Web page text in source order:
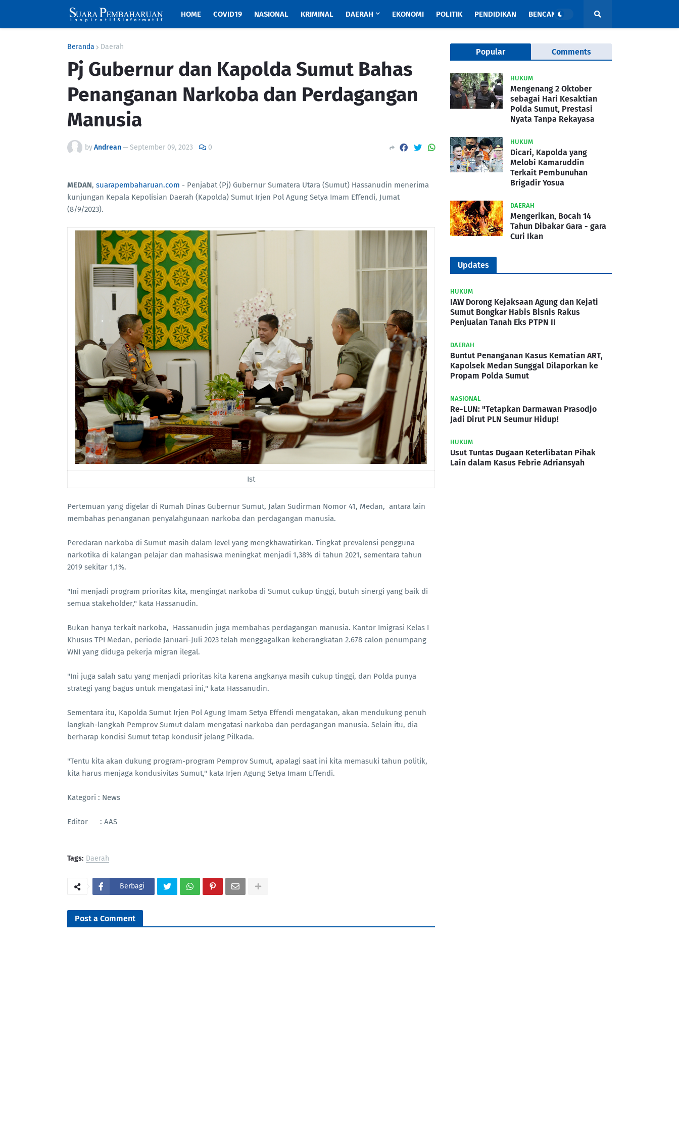
HOME COVID19 NASIONAL KRIMINAL DAERAH EKONOMI POLITIK PENDIDIKAN BENCANA
Beranda Daerah
Pj Gubernur dan Kapolda Sumut Bahas
Penanganan Narkoba dan Perdagangan
Manusia
byAndrean—September 09, 2023 0
MEDAN, suarapembaharuan.com - Penjabat (Pj) Gubernur Sumatera Utara (Sumut) Hassanudin menerima
kunjungan Kepala Kepolisian Daerah (Kapolda) Sumut Irjen Pol Agung Setya Imam Effendi, Jumat
(8/9/2023).
Ist
Pertemuan yang digelar di Rumah Dinas Gubernur Sumut, Jalan Sudirman Nomor 41, Medan, antara lain
membahas penanganan penyalahgunaan narkoba dan perdagangan manusia.
Peredaran narkoba di Sumut masih dalam level yang mengkhawatirkan. Tingkat prevalensi pengguna
narkotika di kalangan pelajar dan mahasiswa meningkat menjadi 1,38% di tahun 2021, sementara tahun
2019 sekitar 1,1%.
"Ini menjadi program prioritas kita, mengingat narkoba di Sumut cukup tinggi, butuh sinergi yang baik di
semua stakeholder," kata Hassanudin.
Bukan hanya terkait narkoba, Hassanudin juga membahas perdagangan manusia. Kantor Imigrasi Kelas I
Khusus TPI Medan, periode Januari-Juli 2023 telah menggagalkan keberangkatan 2.678 calon penumpang
WNI yang diduga pekerja migran ilegal.
"Ini juga salah satu yang menjadi prioritas kita karena angkanya masih cukup tinggi, dan Polda punya
strategi yang bagus untuk mengatasi ini," kata Hassanudin.
Sementara itu, Kapolda Sumut Irjen Pol Agung Imam Setya Effendi mengatakan, akan mendukung penuh
langkah-langkah Pemprov Sumut dalam mengatasi narkoba dan perdagangan manusia. Selain itu, dia
berharap kondisi Sumut tetap kondusif jelang Pilkada.
"Tentu kita akan dukung program-program Pemprov Sumut, apalagi saat ini kita memasuki tahun politik,
kita harus menjaga kondusivitas Sumut," kata Irjen Agung Setya Imam Effendi.
Kategori : News
Editor : AAS
Tags: Daerah
Berbagi
Post a Comment
Popular Comments
HUKUM
Mengenang 2 Oktober
sebagai Hari Kesaktian
Polda Sumut, Prestasi
Nyata Tanpa Rekayasa
HUKUM
Dicari, Kapolda yang
Melobi Kamaruddin
Terkait Pembunuhan
Brigadir Yosua
DAERAH
Mengerikan, Bocah 14
Tahun Dibakar Gara - gara
Curi Ikan
Updates
HUKUM
IAW Dorong Kejaksaan Agung dan Kejati
Sumut Bongkar Habis Bisnis Rakus
Penjualan Tanah Eks PTPN II
DAERAH
Buntut Penanganan Kasus Kematian ART,
Kapolsek Medan Sunggal Dilaporkan ke
Propam Polda Sumut
NASIONAL
Re-LUN: "Tetapkan Darmawan Prasodjo
Jadi Dirut PLN Seumur Hidup!
HUKUM
Usut Tuntas Dugaan Keterlibatan Pihak
Lain dalam Kasus Febrie Adriansyah